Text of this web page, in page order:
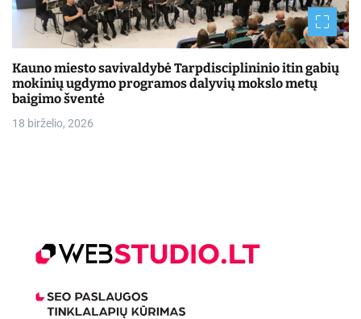
Kauno miesto savivaldybė Tarpdisciplininio itin gabių
mokinių ugdymo programos dalyvių mokslo metų
baigimo šventė
18 birželio, 2026